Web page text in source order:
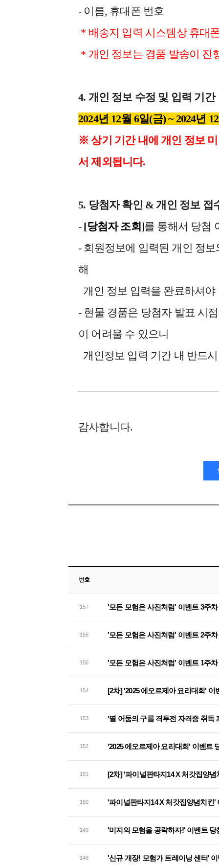
- 이름, 휴대폰 번호
* 배송지 입력 시스템상 휴대
* 개인 정보는 경품 발송이 진
4. 개인 정보 수정 및 입력 기간
2024년 12월 6일(금) ~ 2024년
※ 상기 기간 내에 개인 정보
서 제외됩니다.
5. 당첨자 확인 & 개인 정보 접
- [당첨자 조회]를 통해서 당첨
- 회원정보에 입력된 개인 정
해
개인 정보 입력을 완료하셔
- 현물 경품은 당첨자 발표 시
이 어려울 수 있으니
개인정보 입력 기간 내 반드
감사합니다.
번호
157 '모든 모험은 사진처럼' 이벤트 3주
156 '모든 모험은 사진처럼' 이벤트 2주
155 '모든 모험은 사진처럼' 이벤트 1주
154 [2차] '2025 에오르제아 요리대회' 이
153 '멸 어둠의 구름 격투전 자격증 취득
152 '2025 에오르제아 요리대회' 이벤트
151 [2차] '파이널판타지14 X 처갓집양
150 '파이널판타지14 X 처갓집양념치킨'
149 '미지의 모험을 공략하자!' 이벤트 당
148 '신규 개장! 모험가 트레이닝 센터'